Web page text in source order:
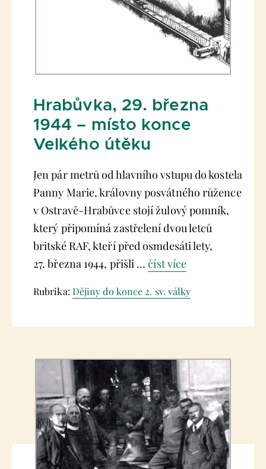
Hrabůvka, 29. března
1944 – místo konce
Velkého útěku
Jen pár metrů od hlavního vstupu do kostela
Panny Marie, královny posvátného růžence
v Ostravě­‑Hrabůvce stojí žulový pomník,
který připomíná zastřelení dvou letců
britské RAF, kteří před osmdesáti lety,
27. března 1944, přišli …číst více
Rubrika: Dějiny do konce 2. sv. války